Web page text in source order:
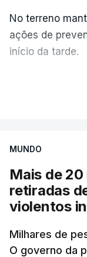
No terreno
ações de
início da tarde.
MUNDO
Mais de
retiradas
violentos
Milhares de
O governo da